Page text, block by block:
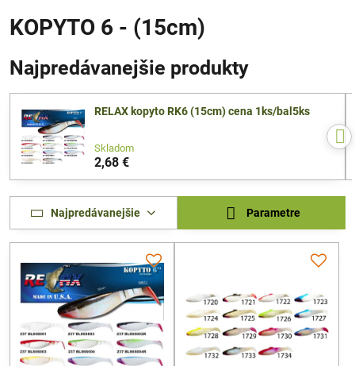
KOPYTO 6 - (15cm)
Najpredávanejšie produkty
RELAX kopyto RK6 (15cm) cena 1ks/bal5ks
Skladom
2,68 €
Najpredávanejšie Parametre